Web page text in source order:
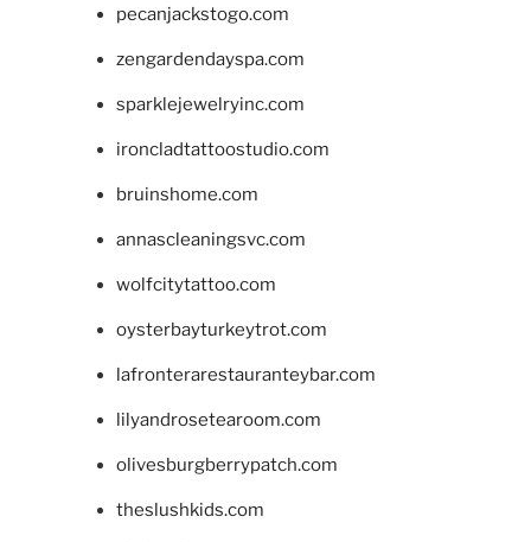
pecanjackstogo.com
zengardendayspa.com
sparklejewelryinc.com
ironcladtattoostudio.com
bruinshome.com
annascleaningsvc.com
wolfcitytattoo.com
oysterbayturkeytrot.com
lafronterarestauranteybar.com
lilyandrosetearoom.com
olivesburgberrypatch.com
theslushkids.com